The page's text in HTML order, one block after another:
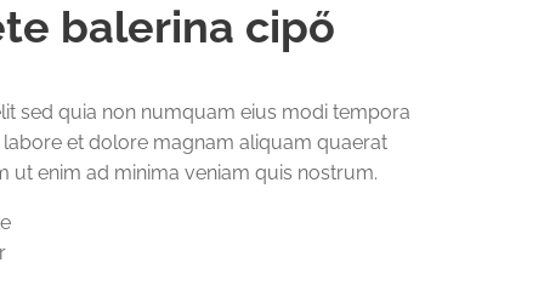
balerina cipő
sed quia non numquam eius modi tempora
et dolore magnam aliquam quaerat
ut enim ad minima veniam quis nostrum.